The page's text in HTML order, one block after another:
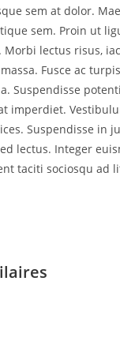
sem at dolor.
sem. Proin ut
lectus risus,
Fusce ac
Suspendisse
imperdiet.
Suspendisse in
lectus. Integer
taciti sociosqu ad